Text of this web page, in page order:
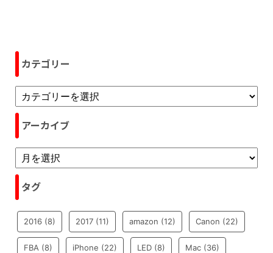
カテゴリー
アーカイブ
タグ
2016 (8) 2017 (11) amazon (12) Canon (22)
FBA (8) iPhone (22) LED (8) Mac (36)